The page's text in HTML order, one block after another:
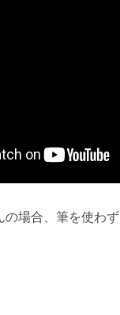
の場合、筆を使わず